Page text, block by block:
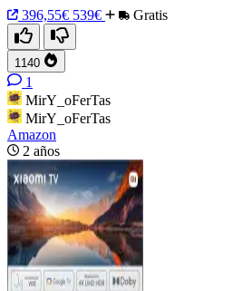
396,55€ 539€ Gratis
1140
1
MirY_oFerTas
MirY_oFerTas
Amazon
2 años